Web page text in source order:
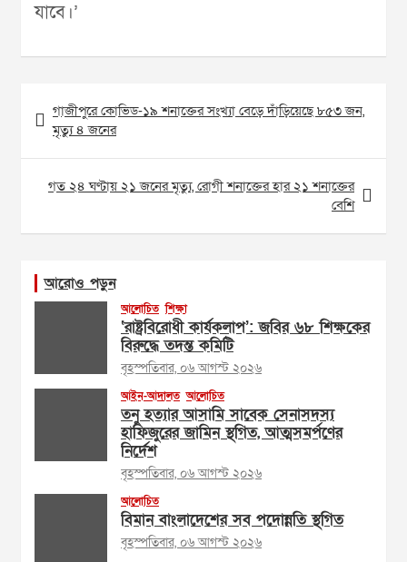
যাবে।’
navigation
গাজীপুরে কোভিড-১৯ শনাক্তের সংখ্যা বেড়ে দাঁড়িয়েছে ৮৫৩ জন,
মৃত্যু ৪ জনের
গত ২৪ ঘণ্টায় ২১ জনের মৃত্যু, রোগী শনাক্তের হার ২১ শনাক্তের
বেশি
আরোও পড়ুন
আলোচিত শিক্ষা
‘রাষ্ট্রবিরোধী কার্যকলাপ’: জবির ৬৮ শিক্ষকের
বিরুদ্ধে তদন্ত কমিটি
বৃহস্পতিবার, ০৬ আগস্ট ২০২৬
আইন-আদালত আলোচিত
তনু হত্যার আসামি সাবেক সেনাসদস্য
হাফিজুরের জামিন স্থগিত, আত্মসমর্পণের
নির্দেশ
বৃহস্পতিবার, ০৬ আগস্ট ২০২৬
আলোচিত
বিমান বাংলাদেশের সব পদোন্নতি স্থগিত
বৃহস্পতিবার, ০৬ আগস্ট ২০২৬